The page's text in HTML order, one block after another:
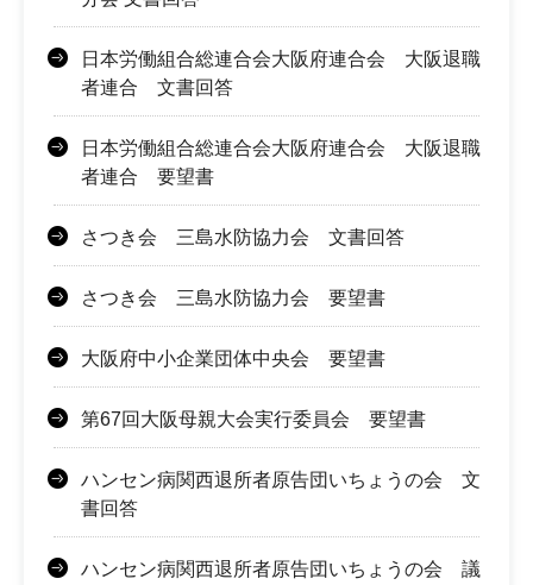
日本労働組合総連合会大阪府連合会 大阪退職
者連合 文書回答
日本労働組合総連合会大阪府連合会 大阪退職
者連合 要望書
さつき会 三島水防協力会 文書回答
さつき会 三島水防協力会 要望書
大阪府中小企業団体中央会 要望書
第67回大阪母親大会実行委員会 要望書
ハンセン病関西退所者原告団いちょうの会 文
書回答
ハンセン病関西退所者原告団いちょうの会 議